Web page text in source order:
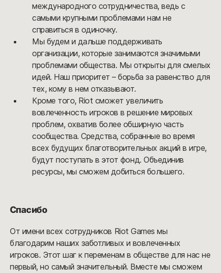
международного сотрудничества, ведь с
самыми крупными проблемами нам не
справиться в одиночку.
Мы будем и дальше поддерживать
организации, которые занимаются значимыми
проблемами общества. Мы открыты для смелых
идей. Наш приоритет – борьба за равенство для
тех, кому в нем отказывают.
Кроме того, Riot сможет увеличить
вовлеченность игроков в решение мировых
проблем, охватив более обширную часть
сообщества. Средства, собранные во время
всех будущих благотворительных акций в игре,
будут поступать в этот фонд. Объединив
ресурсы, мы сможем добиться большего.
Спасибо
От имени всех сотрудников Riot Games мы
благодарим наших заботливых и вовлеченных
игроков. Этот шаг к переменам в обществе для нас не
первый, но самый значительный. Вместе мы сможем